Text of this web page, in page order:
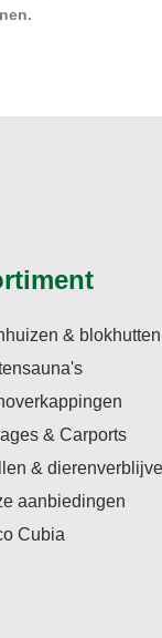
& blokhutten
& Carports
&
aanbiedingen
Cubia